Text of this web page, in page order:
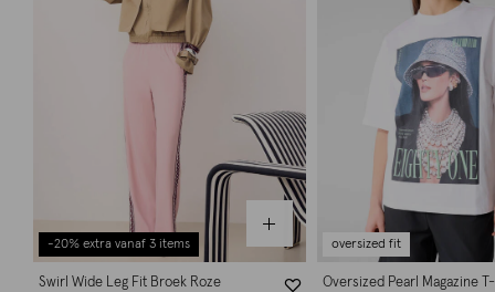
-20% extra vanaf 3 items
Swirl Wide Leg Fit Broek Roze
oversized fit
Oversized Pearl Magazine